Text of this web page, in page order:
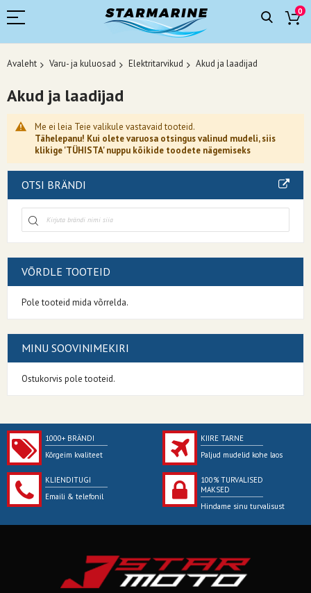
0
Avaleht Varu- ja kuluosad Elektritarvikud Akud ja laadijad
Akud ja laadijad
Me ei leia Teie valikule vastavaid tooteid.
Tähelepanu! Kui olete varuosa otsingus valinud mudeli, siis
klikige 'TÜHISTA' nuppu kõikide toodete nägemiseks
OTSI BRÄNDI
VÕRDLE TOOTEID
Pole tooteid mida võrrelda.
MINU SOOVINIMEKIRI
Ostukorvis pole tooteid.
1000+ BRÄNDI
Kõrgeim kvaliteet
KIIRE TARNE
Paljud mudelid kohe laos
KLIENDITUGI
Emaili & telefonil
100% TURVALISED
MAKSED
Hindame sinu turvalisust